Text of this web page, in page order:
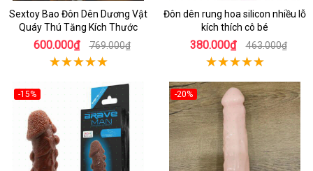
Sextoy Bao Đôn Dên Dương Vật
Quáy Thú Tăng Kích Thước
600.000₫ 769.000₫
Đôn dên rung hoa silicon nhiều lỗ
kích thích cô bé
380.000₫ 463.000₫
-15% -20%